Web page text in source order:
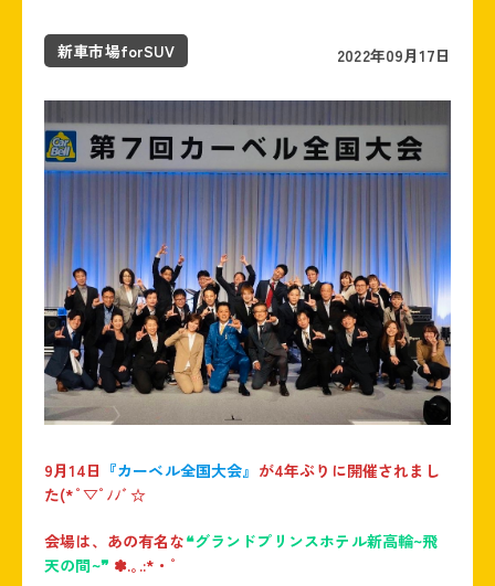
新車市場forSUV 2022年09月17日
9月14日 『カーベル全国大会』 が4年ぶりに開催されまし
た(*ﾟ▽ﾟﾉﾉﾞ☆
会場は、あの有名な❝グランドプリンスホテル新高輪~飛
天の間~❞ ✽.｡.:*・ﾟ